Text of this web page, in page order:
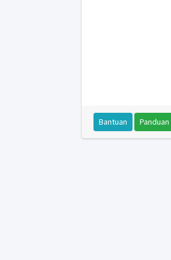
Bantuan Panduan